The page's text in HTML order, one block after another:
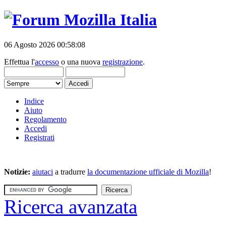
06 Agosto 2026 00:58:08
Effettua l'accesso o una nuova registrazione.
Indice
Aiuto
Regolamento
Accedi
Registrati
Notizie: aiutaci a tradurre la documentazione ufficiale di Mozilla!
Ricerca avanzata